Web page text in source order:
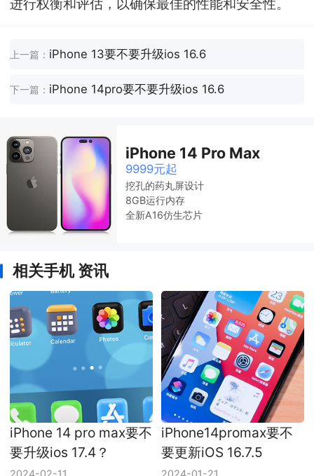
进行权衡和评估，以确保最佳的性能和安全性。
上一篇： iPhone 13要不要升级ios 16.6
下一篇： iPhone 14pro要不要升级ios 16.6
iPhone 14 Pro Max
9999元起
挖孔的药丸屏设计
8GB运行内存
全新A16仿生芯片
相关手机 资讯
iPhone 14 pro max要不
要升级ios 17.4？
2024-02-11
iPhone14promax要不
要更新iOS 16.7.5
2024-01-21